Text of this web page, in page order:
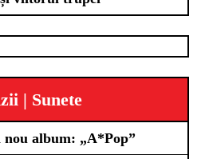
| Sunete
nou album: „A*Pop”